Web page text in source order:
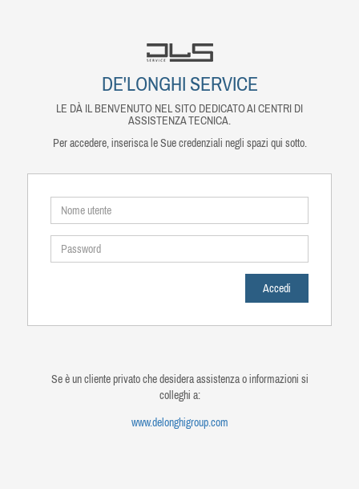
DE'LONGHI SERVICE
LE DÀ IL BENVENUTO NEL SITO DEDICATO AI CENTRI DI
ASSISTENZA TECNICA.
Per accedere, inserisca le Sue credenziali negli spazi qui sotto.
Se è un cliente privato che desidera assistenza o informazioni si
colleghi a:
www.delonghigroup.com